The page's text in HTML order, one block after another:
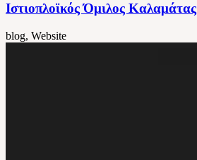
Ιστιοπλοϊκός Όμιλος Καλαμάτας
blog, Website